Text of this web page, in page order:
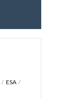
ESA